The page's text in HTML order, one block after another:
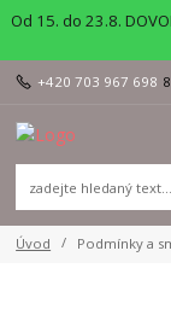
Od 15. do 23.8.
+420 703 967 698
Úvod Podmínky a